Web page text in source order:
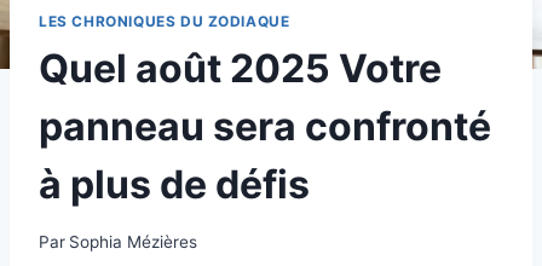
LES CHRONIQUES DU ZODIAQUE
Quel août 2025 Votre
panneau sera confronté
à plus de défis
Par Sophia Mézières